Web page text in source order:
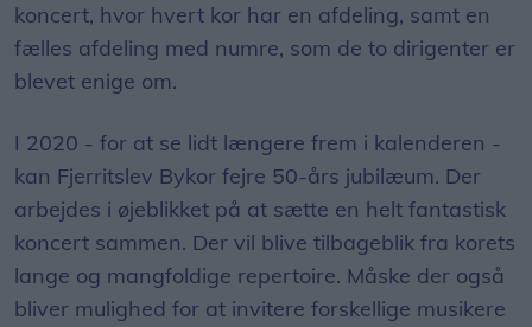
koncert, hvor hvert kor har en afdeling, samt en
fælles afdeling med numre, som de to dirigenter er
blevet enige om.
I 2020 - for at se lidt længere frem i kalenderen -
kan Fjerritslev Bykor fejre 50-års jubilæum. Der
arbejdes i øjeblikket på at sætte en helt fantastisk
koncert sammen. Der vil blive tilbageblik fra korets
lange og mangfoldige repertoire. Måske der også
bliver mulighed for at invitere forskellige musikere